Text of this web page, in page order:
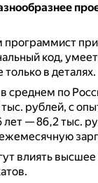
программист
код,
в деталях.
среднем по
рублей, с
лет — 86,2 тыс.
влиять